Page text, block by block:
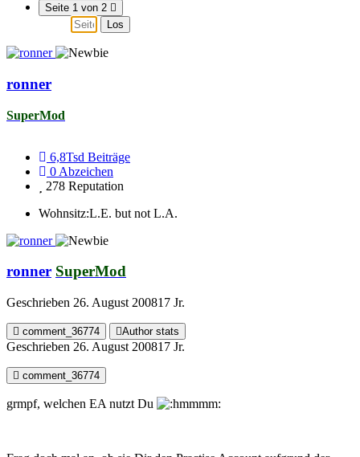
Seite 1 von 2
Los
ronner
SuperMod
6,8Tsd Beiträge
0 Abzeichen
278 Reputation
Wohnsitz:L.E. but not L.A.
ronner SuperMod
Geschrieben 26. August 200817 Jr.
comment_36774 Author stats
Geschrieben 26. August 200817 Jr.
comment_36774
grmpf, welchen EA nutzt Du